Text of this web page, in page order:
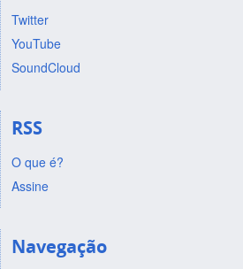
Twitter
YouTube
SoundCloud
RSS
O que é?
Assine
Navegação